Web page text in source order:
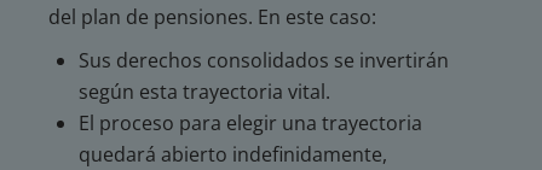
del plan de pensiones. En este caso:
Sus derechos consolidados se invertirán
según esta trayectoria vital.
El proceso para elegir una trayectoria
quedará abierto indefinidamente,